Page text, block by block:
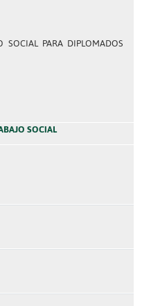
SOCIAL PARA DIPLOMADOS
SOCIAL